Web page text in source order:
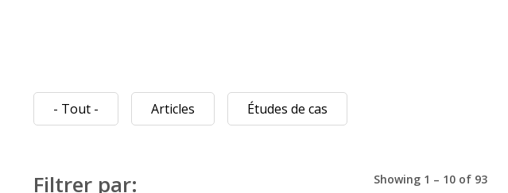
Filtrer par:
- Tout - Articles Études de cas
Showing 1 – 10 of 93